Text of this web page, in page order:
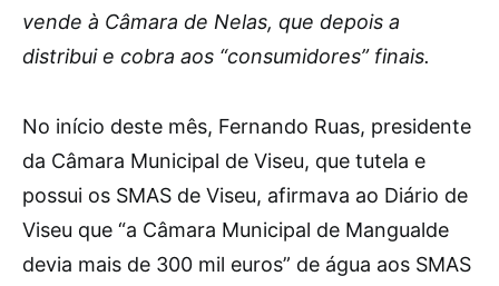
vende à Câmara de Nelas, que depois a
distribui e cobra aos “consumidores” finais.
No início deste mês, Fernando Ruas, presidente
da Câmara Municipal de Viseu, que tutela e
possui os SMAS de Viseu, afirmava ao Diário de
Viseu que “a Câmara Municipal de Mangualde
devia mais de 300 mil euros” de água aos SMAS